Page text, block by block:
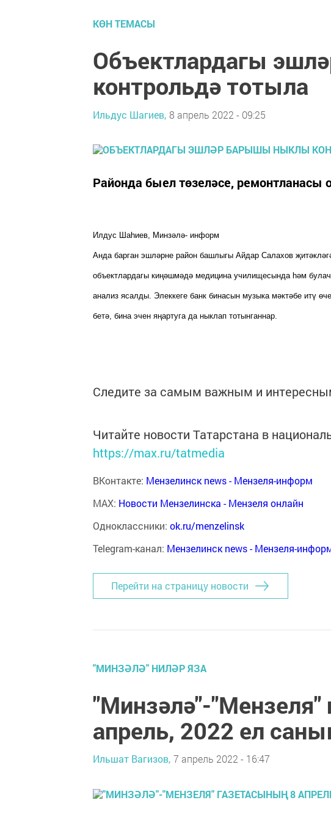
КӨН ТЕМАСЫ
Объектлардагы
контрольдә тотыла
Ильдус Шагиев, 8 апрель 2022 - 09:25
Районда быел төзеләсе, ремонтланасы
Илдус Шаһиев, Минзәлә- информ
Анда барган эшләрне район башлыгы Айдар Салахов
объектлардагы киңәшмәдә медицина училищесында һәм
анализ ясалды. Элеккеге банк бинасын музыка мәктәбе итү
бетә, бина эчен яңартуга да ныклап тотынганнар.
Следите за самым важным и
Читайте новости Татарстана в
https://max.ru/tatmedia
ВКонтакте: Мензелинск news - Мензеля-информ
MAX: Новости Мензелинска - Мензеля онлайн
Одноклассники: ok.ru/menzelinsk
Telegram-канал: Мензелинск news - Мензеля-
Перейти на страницу новости
"МИНЗӘЛӘ" НИЛӘР ЯЗА
"Минзәлә"-"Мензеля"
апрель, 2022 ел
Ильшат Вагизов, 7 апрель 2022 - 16:47